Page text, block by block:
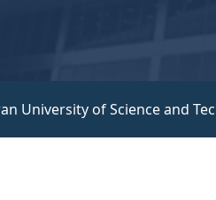
University of Science and